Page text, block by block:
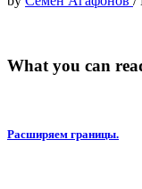
What you can
Расширяем границы.